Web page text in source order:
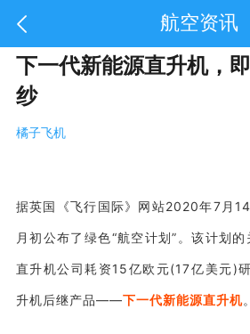
航空资讯
下一代新能源直升机，
纱
橘子飞机
据英国《飞行国际》网站2020年7月
月初公布了绿色“航空计划”。该计划
直升机公司耗资15亿欧元(17亿美元)
升机后继产品——下一代新能源直升机。